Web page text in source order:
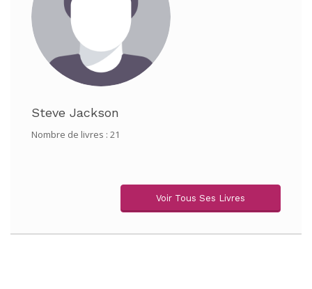
Steve Jackson
Nombre de livres : 21
Voir Tous Ses Livres